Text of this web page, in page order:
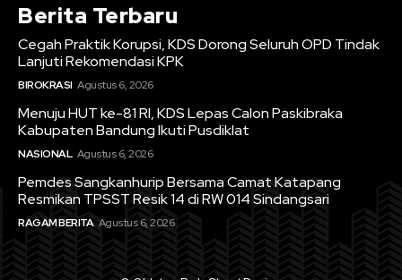
Berita Terbaru
Cegah Praktik Korupsi, KDS Dorong Seluruh OPD Tindak
Lanjuti Rekomendasi KPK
BIROKRASI Agustus 6, 2026
Menuju HUT ke-81 RI, KDS Lepas Calon Paskibraka
Kabupaten Bandung Ikuti Pusdiklat
NASIONAL Agustus 6, 2026
Pemdes Sangkanhurip Bersama Camat Katapang
Resmikan TPSST Resik 14 di RW 014 Sindangsari
RAGAM BERITA Agustus 6, 2026